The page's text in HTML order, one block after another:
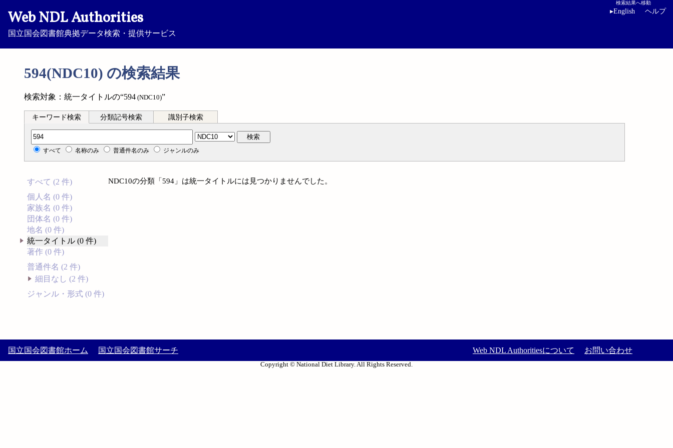
Web NDL Authorities
国立国会図書館典拠データ検索・提供サービス
検索結果へ移動
▸English ヘルプ
594(NDC10) の検索結果
検索対象：統一タイトルの“594 (NDC10)”
キーワード検索 分類記号検索 識別子検索
分類記号検索 検索
すべて 名称のみ 普通件名のみ ジャンルのみ
すべて (2 件)
個人名 (0 件)
家族名 (0 件)
団体名 (0 件)
地名 (0 件)
統一タイトル (0 件)
著作 (0 件)
普通件名 (2 件)
細目なし (2 件)
ジャンル・形式 (0 件)
NDC10の分類「594」は統一タイトルには見つかりませんでした。
国立国会図書館ホーム 国立国会図書館サーチ Web NDL Authoritiesについて お問い合わせ
Copyright © National Diet Library. All Rights Reserved.